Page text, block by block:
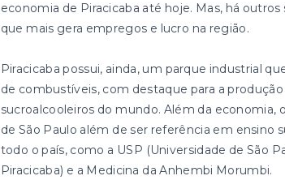
economia de Piracicaba até hoje. Mas, há
que mais gera empregos e lucro na região.
Piracicaba possui, ainda, um parque industrial
de combustíveis, com destaque para a
sucroalcooleiros do mundo. Além da
de São Paulo além de ser referência em
todo o país, como a USP (Universidade de São
Piracicaba) e a Medicina da Anhembi Morumbi.